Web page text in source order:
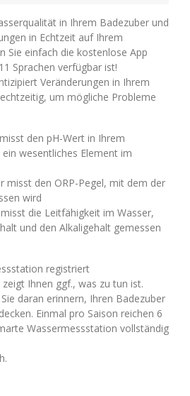
in Ihrem Badezuber und
in Echtzeit auf Ihrem
Sie einfach die kostenlose App
Sprachen verfügbar ist!
Veränderungen in Ihrem
um mögliche Probleme
den pH-Wert in Ihrem
wesentliches Element im
misst den ORP-Pegel, mit dem der
wird
die Leitfähigkeit im Wasser,
und den Alkaligehalt gemessen
registriert
Ihnen ggf., was zu tun ist.
daran erinnern, Ihren Badezuber
Einmal pro Saison reichen 6
Wassermessstation vollständig